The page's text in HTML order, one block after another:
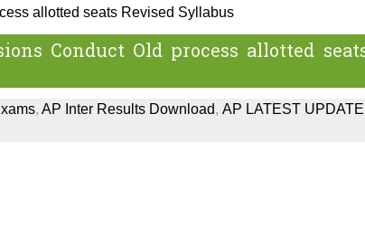
allotted seats Revised Syllabus
Conduct Old process allotted
,AP Inter Results Download, AP LATEST